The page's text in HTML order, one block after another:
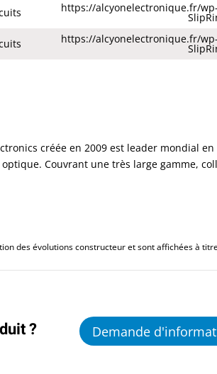
https://alcyonelectronique.fr/
https://alcyonelectronique.fr/
créée en 2009 est leader mondial
Couvrant une très large gamme,
des évolutions constructeur et sont affichées à
? Demande